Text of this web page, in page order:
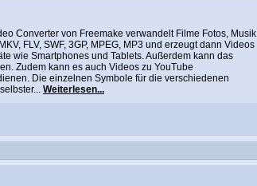
Converter von Freemake verwandelt Filme Fotos, Musik
FLV, SWF, 3GP, MPEG, MP3 und erzeugt dann Videos
wie Smartphones und Tablets. Außerdem kann das
Zudem kann es auch Videos zu YouTube
Die einzelnen Symbole für die verschiedenen
Weiterlesen...